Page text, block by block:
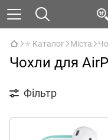
⭐ Каталог Міста
Чохли для
Фільтр